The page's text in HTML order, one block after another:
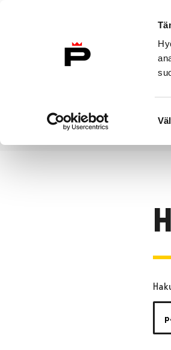
Etusivulle
Etusivu